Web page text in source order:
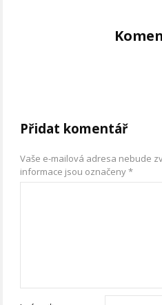
Přidat komentář
Vaše e-mailová adresa nebude
informace jsou označeny*